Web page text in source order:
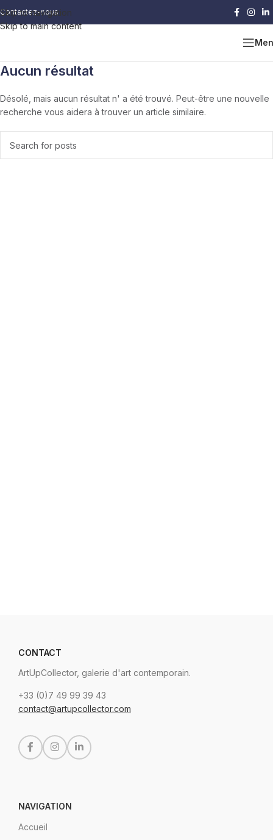
Skip to navigation
Skip to main content
Contactez-nous
Aucun résultat
Désolé, mais aucun résultat n' a été trouvé. Peut-être une nouvelle
recherche vous aidera à trouver un article similaire.
CONTACT
ArtUpCollector, galerie d'art contemporain.
+33 (0)7 49 99 39 43
contact@artupcollector.com
NAVIGATION
Accueil